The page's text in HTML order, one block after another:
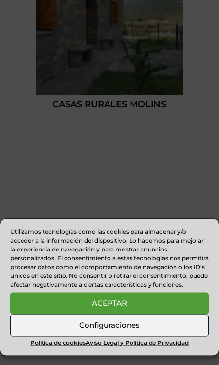
Utilizamos tecnologías como las cookies para almacenar y/o
acceder a la información del dispositivo. Lo hacemos para mejorar
la experiencia de navegación y para mostrar anuncios
personalizados. El consentimiento a estas tecnologías nos permitirá
procesar datos como el comportamiento de navegación o los ID's
únicos en este sitio. No consentir o retirar el consentimiento, puede
afectar negativamente a ciertas características y funciones.
ACEPTAR
Configuraciones
Política de cookiesAviso Legal y Política de Privacidad
CASAS RURALES MOLINS
CARNICERÍA BADÍAS AINSA